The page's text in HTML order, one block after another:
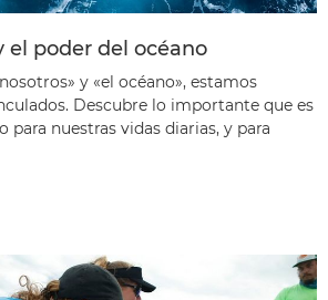
el poder del océano
y «el océano», estamos
Descubre lo importante que es
para nuestras vidas diarias, y para